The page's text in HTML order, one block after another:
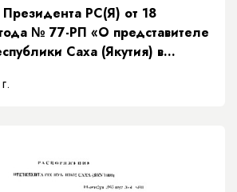
РС(Я) от 18
№ 77-РП «О представителе
Саха (Якутия) в